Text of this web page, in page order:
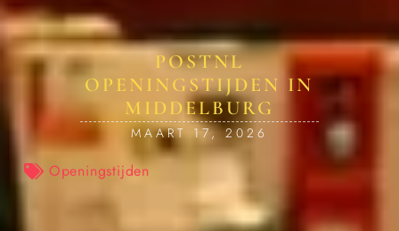
POSTNL
OPENINGSTIJDEN IN
MIDDELBURG
MAART 17, 2026
Openingstijden